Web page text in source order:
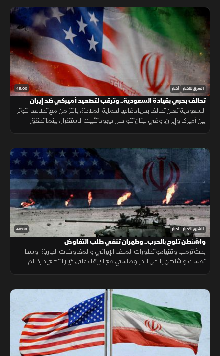
45:00 الشرق للأخبار أخبار
تحالف بحري بقيادة السعودية.. وترقب لتصعيد أميركي ضد إيران
السعودية تعلن تحالفا بحريا دفاعيا لحماية الملاحة، بالتزامن مع تصاعد التوتر
بين أميركا وإيران. وفي لبنان تتواصل جهود تثبيت الاستقرار، بينما تحقق
46:33 الشرق للأخبار أخبار
واشنطن تلوح بالحرب.. وطهران تنفي طلب التفاوض
بحث ترمب ونتنياهو تطورات الملف الإيراني والمفاوضات الجارية، وسط
تمسك واشنطن بالحل الدبلوماسي مع الإبقاء على خيار التصعيد إذا لم